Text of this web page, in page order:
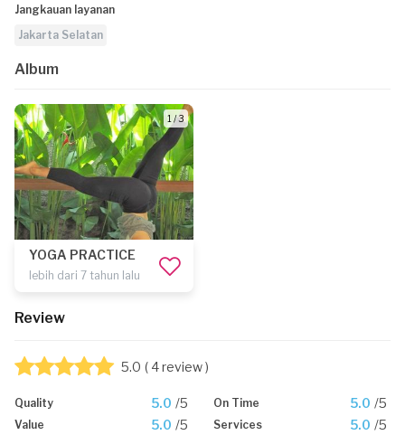
Jangkauan layanan
Jakarta Selatan
Album
1 / 3
YOGA PRACTICE
lebih dari 7 tahun lalu
Review
5.0 ( 4 review )
Quality 5.0 /5 On Time 5.0 /5
Value 5.0 /5 Services 5.0 /5